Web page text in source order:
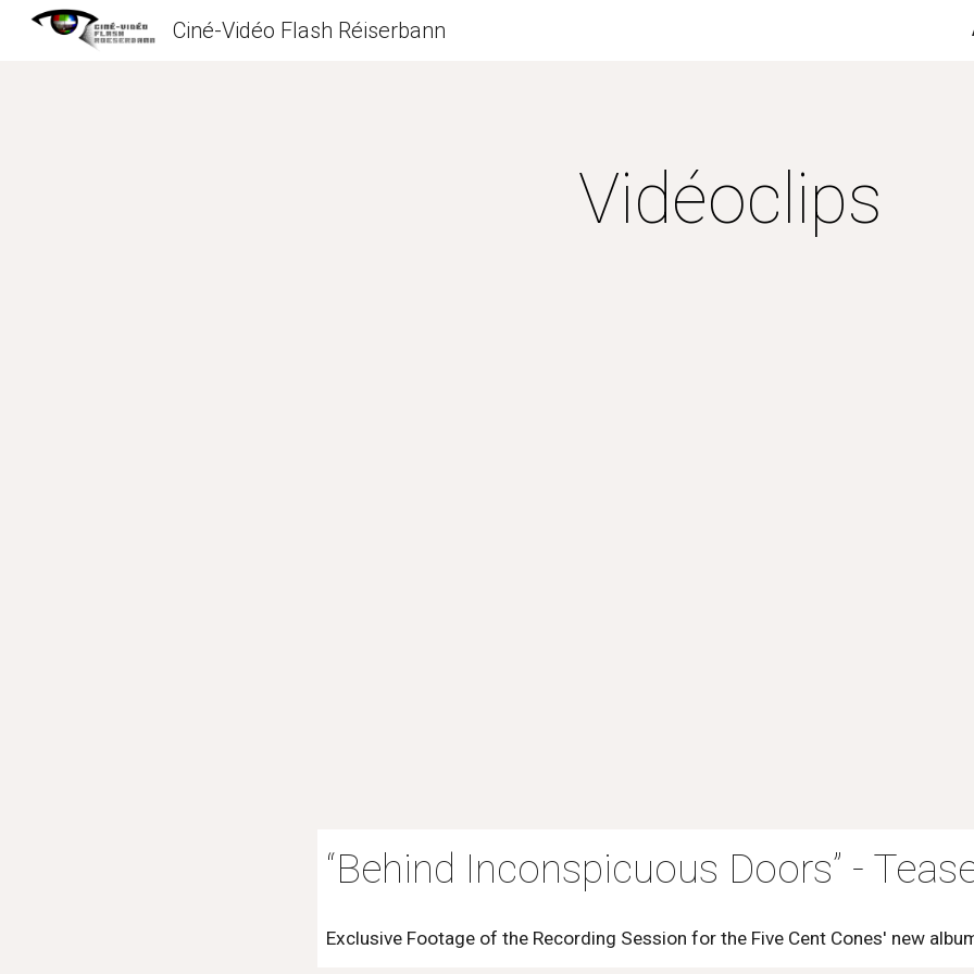
Skip to
Ciné-Vidéo Flash Réiserbann
Vidéoclips
“Behind Inconspicuous Doors” -
Exclusive Footage of the Recording Session for the Five Cent Cones' new